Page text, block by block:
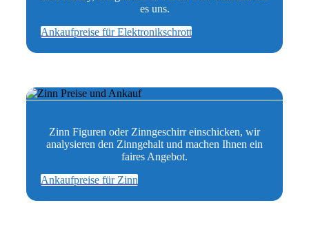
es uns.
Ankaufpreise für Elektronikschrott
Zinn Figuren oder Zinngeschirr einschicken, wir
analysieren den Zinngehalt und machen Ihnen ein
faires Angebot.
Ankaufpreise für Zinn